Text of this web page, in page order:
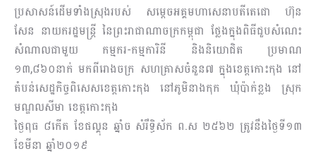
ប្រសាសន៍ដើមទាំងស្រុងរបស់ សម្តេចអគ្គមហាសេនាបតីតេជោ ហ៊ុន
សែន នាយករដ្ឋមន្ត្រី នៃព្រះរាជាណាចក្រកម្ពុជា ថ្លែងក្នុងពិធីជួបសំណេះ​
សំណាល​ជាមួយ​ កម្មករ-កម្មការិនី និងនិយោជិត ប្រមាណ
១៣,៨៦០នាក់ មកពីរោងចក្រ សហគ្រាសចំនួន៧ ក្នុងខេត្តកោះកុង នៅ
តំបន់សេដ្ឋកិច្ចពិសេសខេត្តកោះកុង នៅភូមិនាងកុក ឃុំប៉ាក់ខ្លង ស្រុក
មណ្ឌលសីមា ខេត្តកោះកុង
ថ្ងៃពុធ ៨កើត ខែផល្គុន ឆ្នាំច សំរឹទ្ធិស័ក ព.ស ២៥៦២ ត្រូវនឹងថ្ងៃទី១៣
ខែមីនា ឆ្នាំ២០១៩